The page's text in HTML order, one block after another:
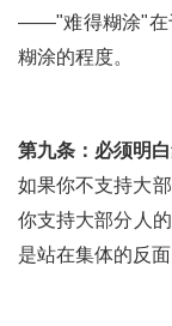
——"难得糊涂"在
糊涂的程度。
第九条：必须明
如果你不支持大
你支持大部分人
是站在集体的反面